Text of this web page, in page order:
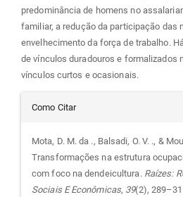
predominância de homens no
familiar, a redução da participação das
envelhecimento da força de trabalho.
de vínculos duradouros e formalizados
vínculos curtos e ocasionais.
Detalhes
do
artigo
Como Citar
Mota, D. M. da ., Balsadi, O. V. ., &
Transformações na estrutura
com foco na dendeicultura. Raízes:
Sociais E Econômicas, 39(2),